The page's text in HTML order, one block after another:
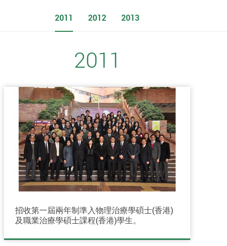
2011 2012 2013
2011
招收第一屆兩年制準入物理治療學碩士(香港)
及職業治療學碩士課程(香港)學生。